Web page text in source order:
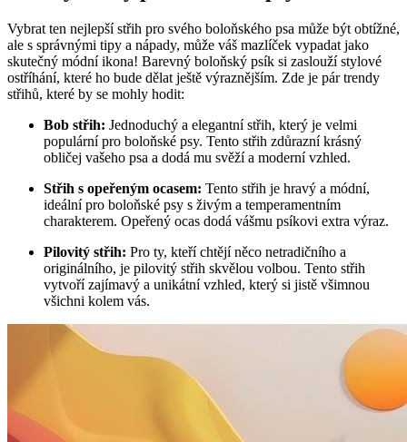
Vybrat ten nejlepší střih pro svého boloňského ​psa může být‌ obtížné,
ale s ‌správnými tipy a nápady,‌ může váš mazlíček vypadat ‍jako
skutečný módní ikona! Barevný boloňský psík si zaslouží stylové⁣
ostříhání, které ho bude dělat ještě výraznějším. Zde⁣ je pár trendy
střihů, které ⁢by ⁤se mohly ​hodit:
Bob ⁤střih: Jednoduchý a elegantní‍ střih,⁣ který ‍je velmi
‍populární pro boloňské psy. ‍Tento střih zdůrazní krásný
obličej vašeho psa a dodá mu svěží⁢ a moderní vzhled.
Střih s‍ opeřeným ocasem: Tento střih je⁢ hravý a módní,
ideální pro boloňské psy⁣ s živým a temperamentním
charakterem. Opeřený⁤ ocas dodá vášmu psíkovi extra výraz.
Pilovitý střih: Pro ty, kteří chtějí něco netradičního a
originálního, ⁤je ⁣pilovitý⁤ střih skvělou volbou. Tento střih
vytvoří zajímavý a unikátní ‌vzhled, který si jistě všimnou‍
všichni ‍kolem vás.